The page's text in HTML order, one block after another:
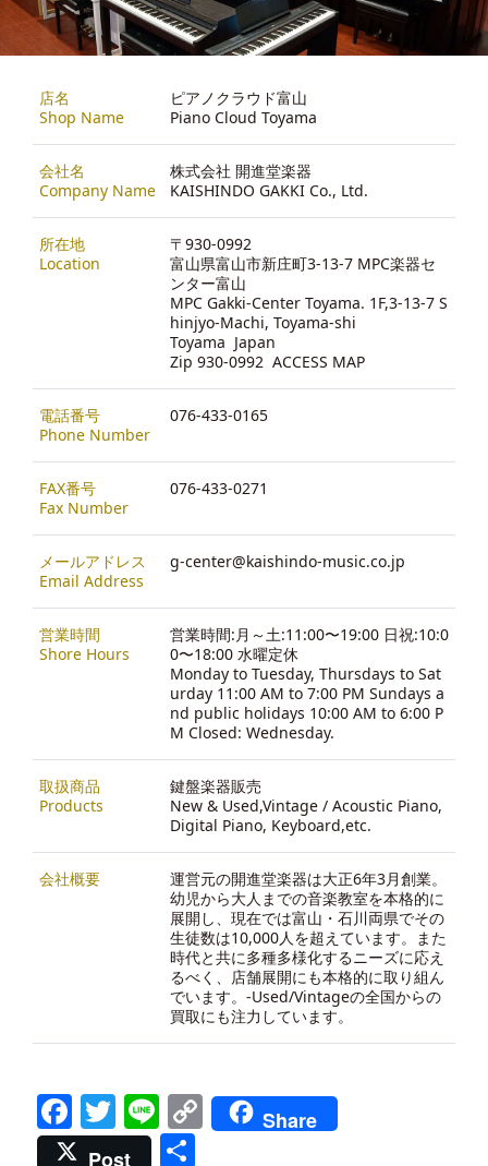
店名
Shop Name
ピアノクラウド富山
Piano Cloud Toyama
会社名
Company Name
株式会社 開進堂楽器
KAISHINDO GAKKI Co., Ltd.
所在地
Location
〒930-0992
富山県富山市新庄町3-13-7 MPC楽器セ
ンター富山
MPC Gakki-Center Toyama. 1F,3-13-7 S
hinjyo-Machi, Toyama-shi
Toyama Japan
Zip 930-0992 ACCESS MAP
電話番号
Phone Number
076-433-0165
FAX番号
Fax Number
076-433-0271
メールアドレス
Email Address
g-center@kaishindo-music.co.jp
営業時間
Shore Hours
営業時間:月～土:11:00〜19:00 日祝:10:0
0〜18:00 水曜定休
Monday to Tuesday, Thursdays to Sat
urday 11:00 AM to 7:00 PM Sundays a
nd public holidays 10:00 AM to 6:00 P
M Closed: Wednesday.
取扱商品
Products
鍵盤楽器販売
New & Used,Vintage / Acoustic Piano,
Digital Piano, Keyboard,etc.
会社概要
運営元の開進堂楽器は大正6年3月創業。
幼児から大人までの音楽教室を本格的に
展開し、現在では富山・石川両県でその
生徒数は10,000人を超えています。また
時代と共に多種多様化するニーズに応え
るべく、店舗展開にも本格的に取り組ん
でいます。-Used/Vintageの全国からの
買取にも注力しています。
Facebook
Twitter
LineCopy
Link
Share
Post